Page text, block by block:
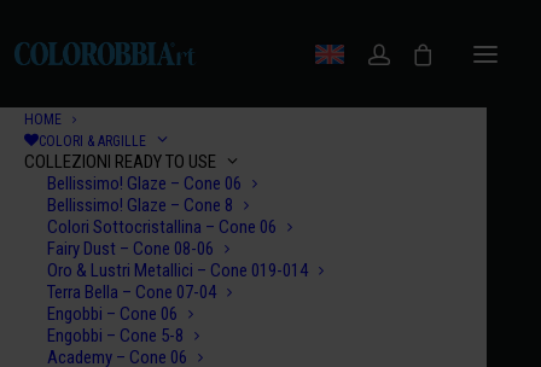
HOME
COLORI & ARGILLE
COLLEZIONI READY TO USE
Bellissimo! Glaze – Cone 06
Bellissimo! Glaze – Cone 8
Colori Sottocristallina – Cone 06
Fairy Dust – Cone 08-06
Oro & Lustri Metallici – Cone 019-014
Terra Bella – Cone 07-04
Engobbi – Cone 06
Engobbi – Cone 5-8
Academy – Cone 06